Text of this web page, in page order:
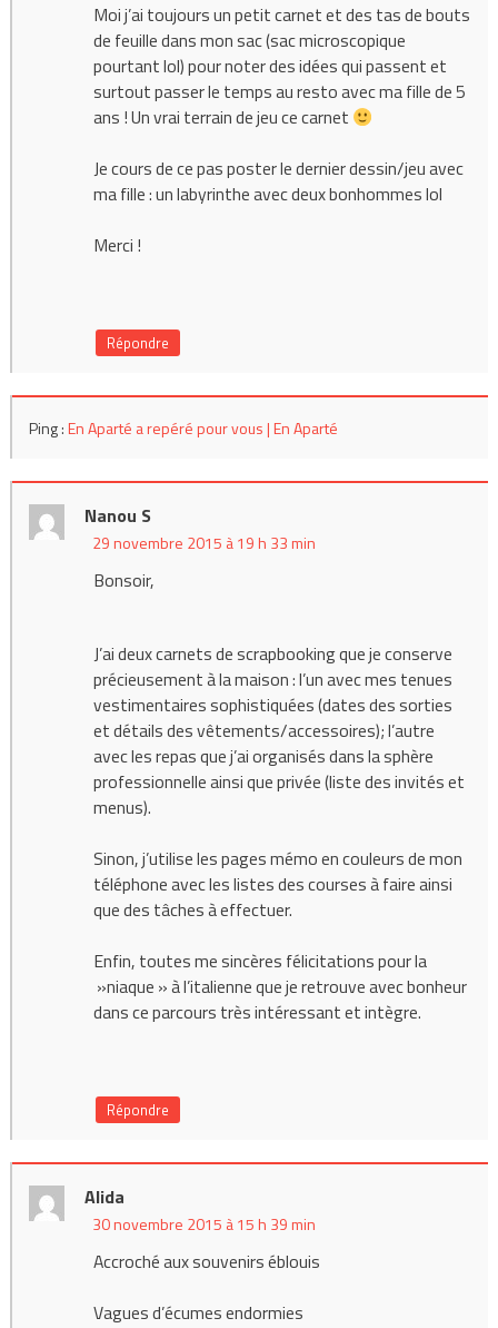
Moi j’ai toujours un petit carnet et des tas de bouts
de feuille dans mon sac (sac microscopique
pourtant lol) pour noter des idées qui passent et
surtout passer le temps au resto avec ma fille de 5
ans ! Un vrai terrain de jeu ce carnet
Je cours de ce pas poster le dernier dessin/jeu avec
ma fille : un labyrinthe avec deux bonhommes lol
Merci !
Répondre
Ping :En Aparté a repéré pour vous | En Aparté
Nanou S
29 novembre 2015 à 19 h 33 min
Bonsoir,
J’ai deux carnets de scrapbooking que je conserve
précieusement à la maison : l’un avec mes tenues
vestimentaires sophistiquées (dates des sorties
et détails des vêtements/accessoires); l’autre
avec les repas que j’ai organisés dans la sphère
professionnelle ainsi que privée (liste des invités et
menus).
Sinon, j’utilise les pages mémo en couleurs de mon
téléphone avec les listes des courses à faire ainsi
que des tâches à effectuer.
Enfin, toutes me sincères félicitations pour la
»niaque » à l’italienne que je retrouve avec bonheur
dans ce parcours très intéressant et intègre.
Répondre
Alida
30 novembre 2015 à 15 h 39 min
Accroché aux souvenirs éblouis
Vagues d’écumes endormies